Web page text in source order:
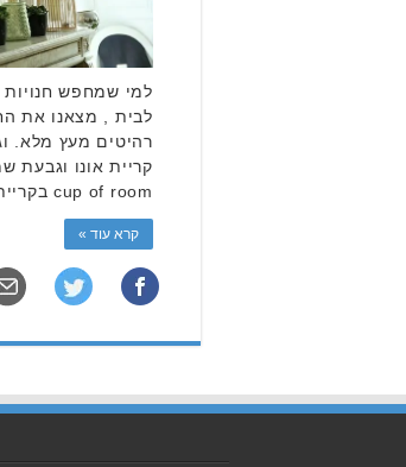
למי שמחפש חנויות
לבית , מצאנו את
רהיטים מעץ מלא.
cup of room בקריית אונו, עוסקים במספר …
קרא עוד »